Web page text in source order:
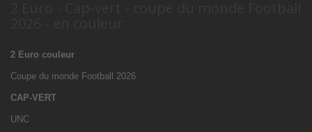
2 Euro couleur
Coupe du monde Football 2026
CAP-VERT
UNC